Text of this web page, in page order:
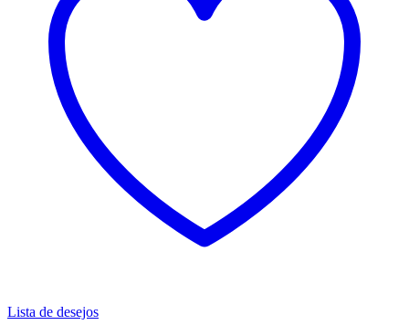
Lista de desejos